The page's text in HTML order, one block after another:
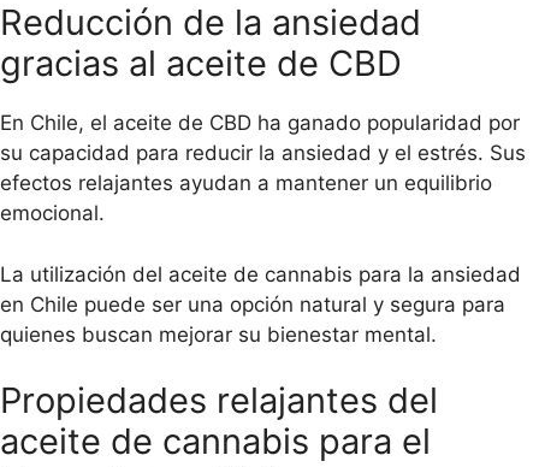
Reducción de la ansiedad
gracias al aceite de CBD
En Chile, el aceite de CBD ha ganado popularidad por
su capacidad para reducir la ansiedad y el estrés. Sus
efectos relajantes ayudan a mantener un equilibrio
emocional.
La utilización del aceite de cannabis para la ansiedad
en Chile puede ser una opción natural y segura para
quienes buscan mejorar su bienestar mental.
Propiedades relajantes del
aceite de cannabis para el